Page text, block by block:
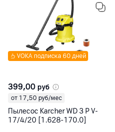
VOKA подписка 60 дней
399,00 руб
от 17,50 руб/мес
Пылесос Karcher WD 3 P V-
17/4/20 [1.628-170.0]